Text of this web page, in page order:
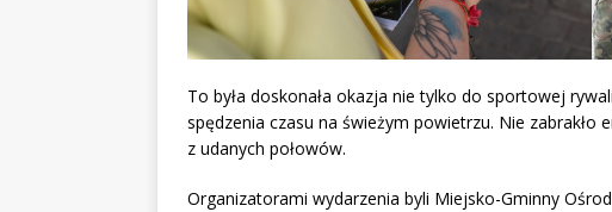
To była doskonała okazja nie tylko do sportowej
spędzenia czasu na świeżym powietrzu. Nie
z udanych połowów.
Organizatorami wydarzenia byli Miejsko-Gminny